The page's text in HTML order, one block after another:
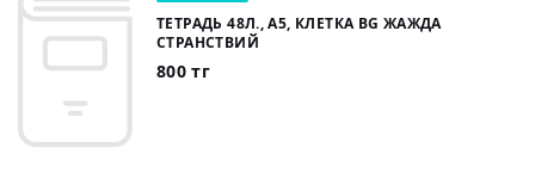
ТЕТРАДЬ 48Л., А5, КЛЕТКА BG ЖАЖДА
СТРАНСТВИЙ
800 тг